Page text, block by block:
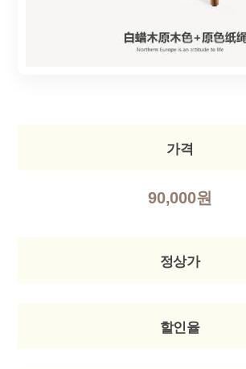
가격
90,000원
정상가
할인율